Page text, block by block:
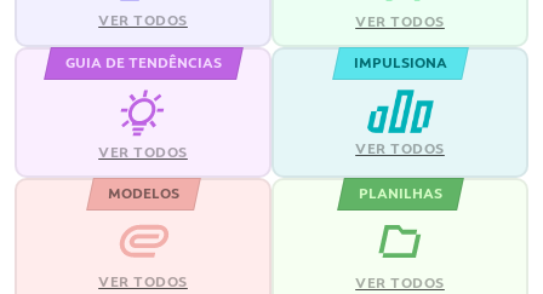
VER TODOS VER TODOS
GUIA DE TENDÊNCIAS
VER TODOS
IMPULSIONA
VER TODOS
MODELOS
VER TODOS
PLANILHAS
VER TODOS